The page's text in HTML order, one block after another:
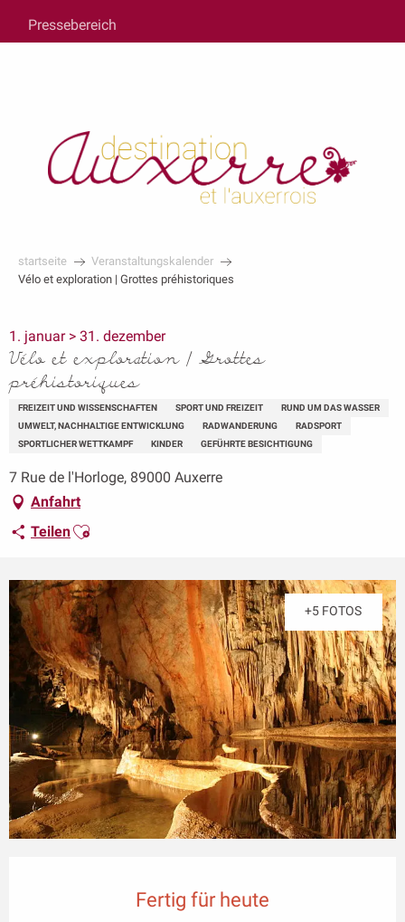
contenu
principal
Pressebereich
startseite
Veranstaltungskalender
Vélo et exploration | Grottes préhistoriques
1. januar > 31. dezember
Vélo et exploration | Grottes
préhistoriques
FREIZEIT UND WISSENSCHAFTEN SPORT UND FREIZEIT
RUND UM DAS WASSER
UMWELT, NACHHALTIGE ENTWICKLUNG
RADWANDERUNG
RADSPORT
SPORTLICHER WETTKAMPF
KINDER GEFÜHRTE BESICHTIGUNG
7 Rue de l'Horloge, 89000 Auxerre
Anfahrt
TeilenAjouter aux favoris
+5 FOTOS
Fertig für heute